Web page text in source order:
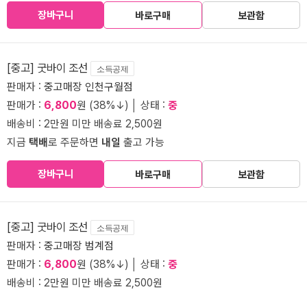
장바구니 바로구매 보관함
[중고] 굿바이 조선 소득공제
판매자 : 중고매장 인천구월점
판매가 : 6,800원 (38%↓) │ 상태 : 중
배송비 : 2만원 미만 배송료 2,500원
지금 택배로 주문하면 내일 출고 가능
장바구니 바로구매 보관함
[중고] 굿바이 조선 소득공제
판매자 : 중고매장 범계점
판매가 : 6,800원 (38%↓) │ 상태 : 중
배송비 : 2만원 미만 배송료 2,500원